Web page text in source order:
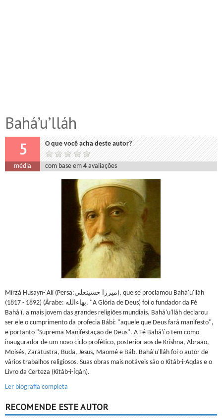
Bahá’u’lláh
5 O que você acha deste autor?
média com base em4 avaliações
Mírzá Husayn-'Alí (Persa:میرزا حسینعلی), que se proclamou Bahá'u'lláh
(1817 - 1892) (Árabe: بهاءالله, "A Glória de Deus) foi o fundador da Fé
Bahá'í, a mais jovem das grandes religiões mundiais. Bahá'u'lláh declarou
ser ele o cumprimento da profecia Bábí: "aquele que Deus fará manifesto",
e portanto "Suprema Manifestação de Deus". A Fé Bahá'í o tem como
inaugurador de um novo ciclo profético, posterior aos de Krishna, Abraão,
Moisés, Zaratustra, Buda, Jesus, Maomé e Báb. Bahá'u'lláh foi o autor de
vários trabalhos religiosos. Suas obras mais notáveis são o Kitáb-i-Aqdas e o
Livro da Certeza (Kitáb-i-Íqán).
Ler biografia completa
RECOMENDE ESTE AUTOR